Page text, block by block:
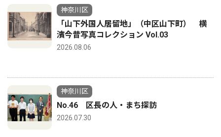
神奈川区
「山下外国人居留地」（中区山下町） 横
濱今昔写真コレクション Vol.03
2026.08.06
神奈川区
No.46 区長の人・まち探訪
2026.07.30